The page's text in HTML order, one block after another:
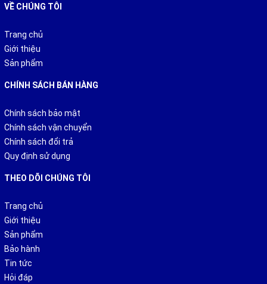
VỀ CHÚNG TÔI
Trang chủ
Giới thiệu
Sản phẩm
CHÍNH SÁCH BÁN HÀNG
Chính sách bảo mật
Chính sách vận chuyển
Chính sách đổi trả
Quy định sử dụng
THEO DÕI CHÚNG TÔI
Trang chủ
Giới thiệu
Sản phẩm
Bảo hành
Tin tức
Hỏi đáp